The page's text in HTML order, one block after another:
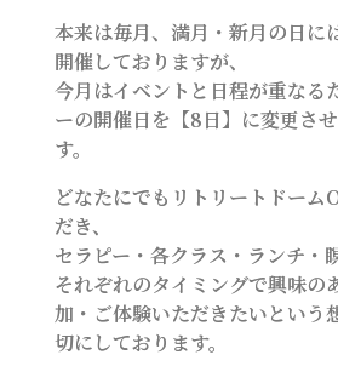
本来は毎月、満月・新月の日に
開催しておりますが、
今月はイベントと日程が重なる
ーの開催日を【8日】に変更さ
す。
どなたにでもリトリートドーム
だき、
セラピー・各クラス・ランチ・
それぞれのタイミングで興味の
加・ご体験いただきたいという
切にしております。